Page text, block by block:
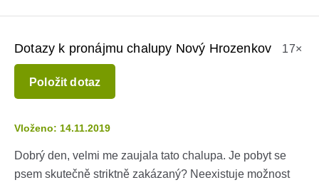
Dotazy k pronájmu chalupy Nový Hrozenkov 17×
Položit dotaz
Vloženo: 14.11.2019
Dobrý den, velmi me zaujala tato chalupa. Je pobyt se
psem skutečně striktně zakázaný? Neexistuje možnost